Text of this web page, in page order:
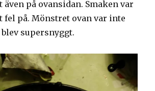
på ovansidan. Smaken var
fel på. Mönstret ovan var inte
supersnyggt.